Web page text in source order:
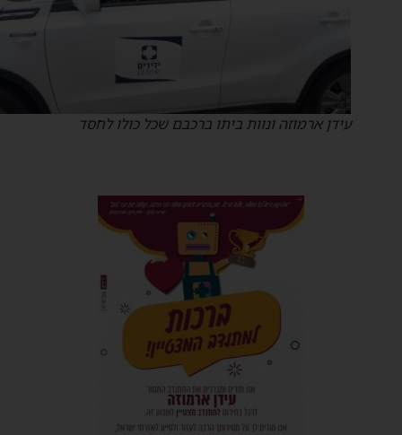
עידן ארמוזה ונוות ביתו ברכבם שכל כולו לחסד